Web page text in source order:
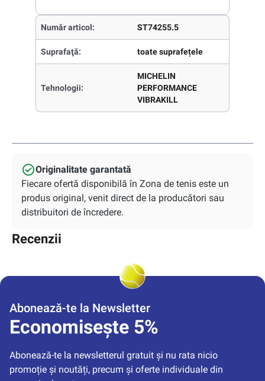
Număr articol: ST74255.5
Suprafaţă: toate suprafețele
Tehnologii:
MICHELIN
PERFORMANCE
VIBRAKILL
Originalitate garantată
Fiecare ofertă disponibilă în Zona de tenis este un
produs original, venit direct de la producători sau
distribuitori de încredere.
Recenzii
Abonează-te la Newsletter
Economisește 5%
Abonează-te la newsletterul gratuit și nu rata nicio
promoție și noutăți, precum și oferte individuale din